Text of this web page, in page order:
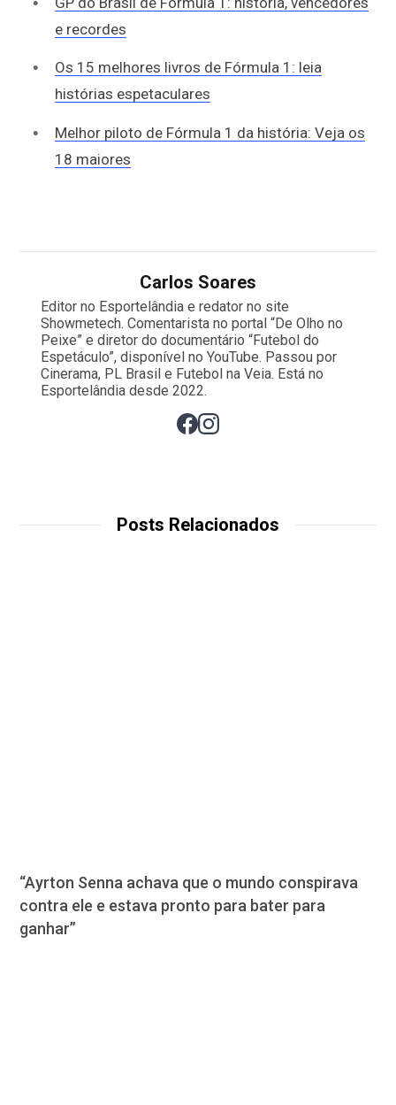
e recordes
Os 15 melhores livros de Fórmula 1: leia
histórias espetaculares
Melhor piloto de Fórmula 1 da história: Veja os
18 maiores
Carlos Soares
Editor no Esportelândia e redator no site
Showmetech. Comentarista no portal “De Olho no
Peixe” e diretor do documentário “Futebol do
Espetáculo”, disponível no YouTube. Passou por
Cinerama, PL Brasil e Futebol na Veia. Está no
Esportelândia desde 2022.
Posts Relacionados
“Ayrton Senna achava que o mundo conspirava
contra ele e estava pronto para bater para
ganhar”